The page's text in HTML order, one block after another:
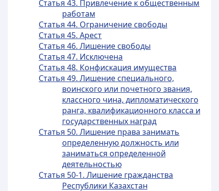
Статья 43. Привлечение к общественным
работам
Статья 44. Ограничение свободы
Статья 45. Арест
Статья 46. Лишение свободы
Статья 47. Исключена
Статья 48. Конфискация имущества
Статья 49. Лишение специального,
воинского или почетного звания,
классного чина, дипломатического
ранга, квалификационного класса и
государственных наград
Статья 50. Лишение права занимать
определенную должность или
заниматься определенной
деятельностью
Статья 50-1. Лишение гражданства
Республики Казахстан